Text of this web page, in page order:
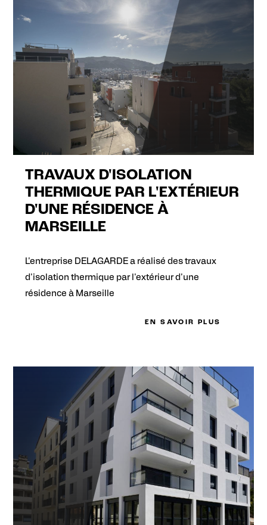
TRAVAUX D'ISOLATION
THERMIQUE PAR L'EXTÉRIEUR
D'UNE RÉSIDENCE À
MARSEILLE
L'entreprise DELAGARDE a réalisé des travaux
d'isolation thermique par l'extérieur d'une
résidence à Marseille
EN SAVOIR PLUS